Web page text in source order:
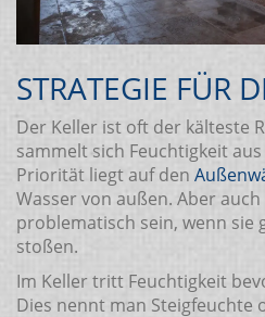
STRATEGIE FÜR
Der Keller ist oft der kälteste
sammelt sich Feuchtigkeit
Priorität liegt auf den
Wasser von außen. Aber
problematisch sein, wenn sie
stoßen.
Im Keller tritt Feuchtigkeit
Dies nennt man Steigfeuchte